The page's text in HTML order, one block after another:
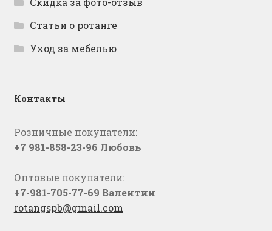
Статьи о ротанге
Уход за мебелью
Контакты
Розничные покупатели:
+7 981-858-23-96 Любовь
Оптовые покупатели:
+7-981-705-77-69 Валентин
rotangspb@gmail.com